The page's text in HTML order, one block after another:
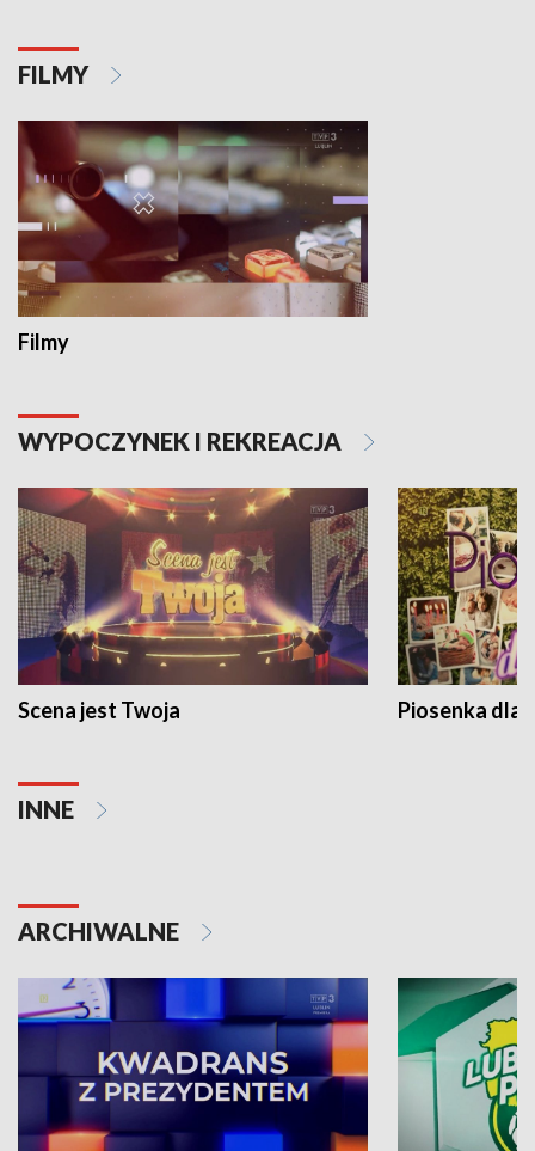
FILMY
Filmy
WYPOCZYNEK I REKREACJA
Scena jest Twoja Piosenka dla
INNE
ARCHIWALNE